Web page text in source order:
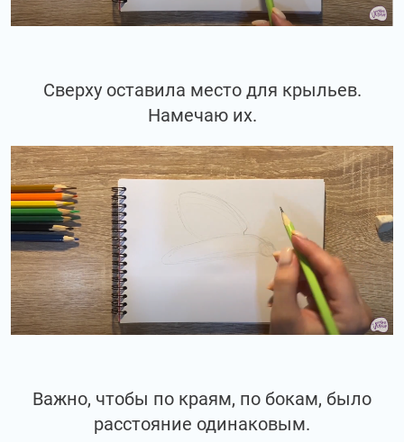
Сверху оставила место для крыльев.
Намечаю их.
Важно, чтобы по краям, по бокам, было
расстояние одинаковым.